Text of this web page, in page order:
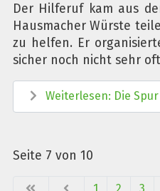
Der Hilferuf kam aus
Hausmacher Würste
zu helfen. Er
sicher noch nicht sehr
Weiterlesen: Die
Seite 7 von 10